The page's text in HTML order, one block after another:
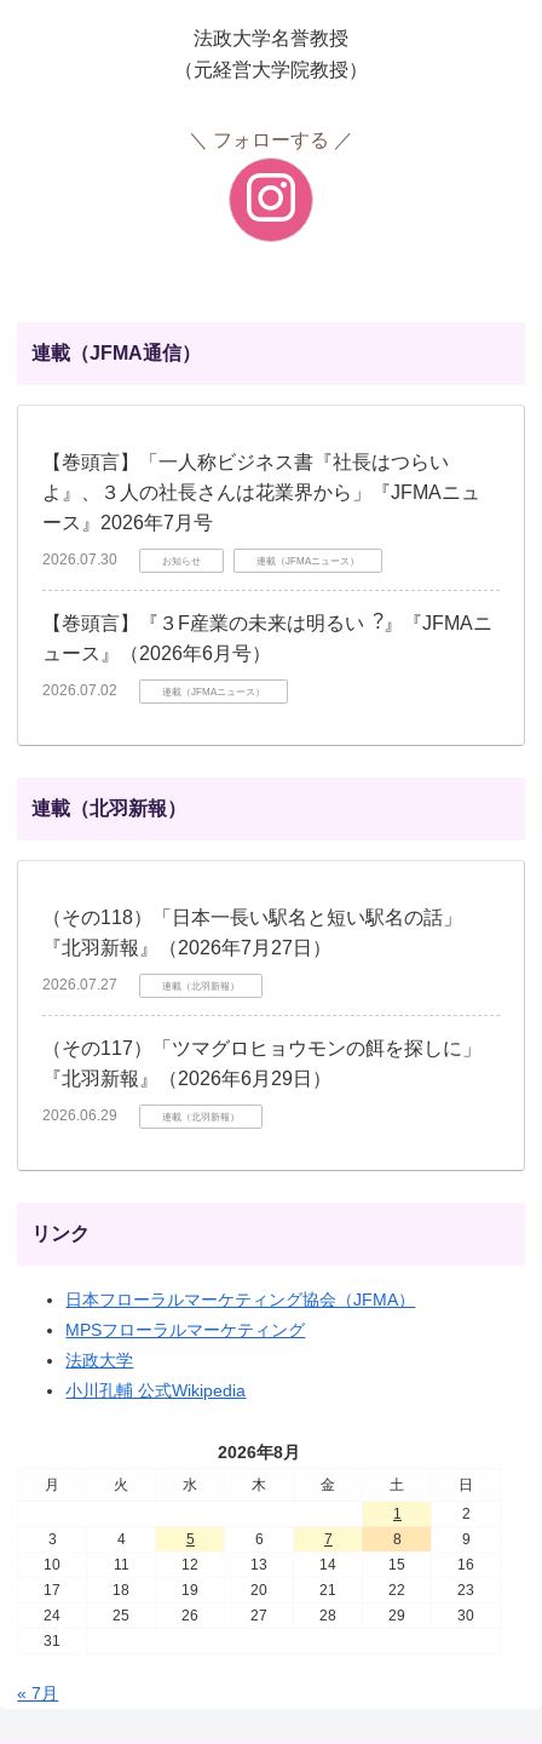
法政大学名誉教授
（元経営大学院教授）
フォローする
連載（JFMA通信）
【巻頭言】「一人称ビジネス書『社長はつらい
よ』、３人の社長さんは花業界から」『JFMAニュ
ース』2026年7月号
2026.07.30 お知らせ 連載（JFMAニュース）
【巻頭言】『３F産業の未来は明るい︖』『JFMAニ
ュース』（2026年6月号）
2026.07.02 連載（JFMAニュース）
連載（北羽新報）
（その118）「日本一長い駅名と短い駅名の話」
『北羽新報』（2026年7月27日）
2026.07.27 連載（北羽新報）
（その117）「ツマグロヒョウモンの餌を探しに」
『北羽新報』（2026年6月29日）
2026.06.29 連載（北羽新報）
リンク
日本フローラルマーケティング協会（JFMA）
MPSフローラルマーケティング
法政大学
小川孔輔 公式Wikipedia
2026年8月
月 火 水 木 金 土
日
1
2
3
4 5 6 7 8
9
10
11 12 13 14 15
16
17
18 19 20 21 22
23
24
25 26 27 28 29
30
31
« 7月